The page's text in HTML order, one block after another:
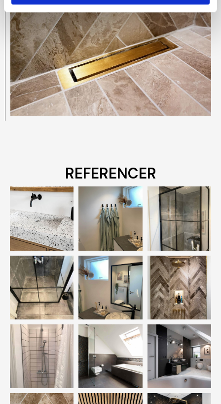
REFERENCER